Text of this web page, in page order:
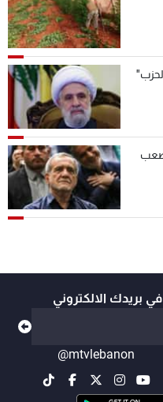
"صعب
بريدك الالكتروني
@mtvlebanon